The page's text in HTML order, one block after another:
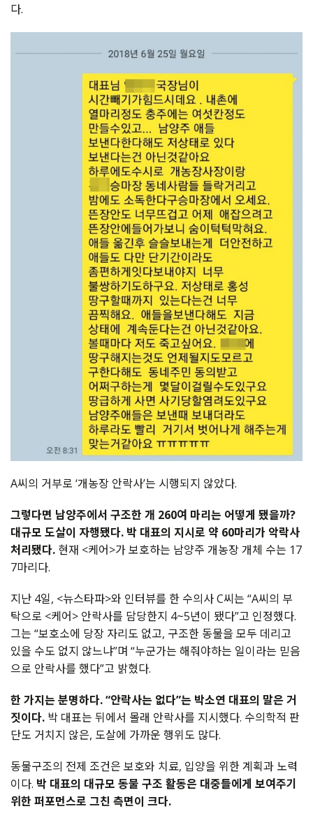
다.
A씨의 거부로 ‘개농장 안락사’는 시행되지 않았다.
그렇다면 남양주에서 구조한 개 260여 마리는 어떻게 됐을까?
대규모 도살이 자행됐다. 박 대표의 지시로 약 60마리가 악락사
처리됐다. 현재 <케어>가 보호하는 남양주 개농장 개체 수는 17
7마리다.
지난 4일, <뉴스타파>와 인터뷰를 한 수의사 C씨는 “A씨의 부
탁으로 <케어> 안락사를 담당한지 4~5년이 됐다”고 인정했다.
그는 “보호소에 당장 자리도 없고, 구조한 동물을 모두 데리고
있을 수도 없지 않느냐”며 “누군가는 해줘야하는 일이라는 믿음
으로 안락사를 했다”고 밝혔다.
한 가지는 분명하다. “안락사는 없다”는 박소연 대표의 말은 거
짓이다. 박 대표는 뒤에서 몰래 안락사를 지시했다. 수의학적 판
단도 거치지 않은, 도살에 가까운 행위도 많다.
동물구조의 전제 조건은 보호와 치료, 입양을 위한 계획과 노력
이다. 박 대표의 대규모 동물 구조 활동은 대중들에게 보여주기
위한 퍼포먼스로 그친 측면이 크다.